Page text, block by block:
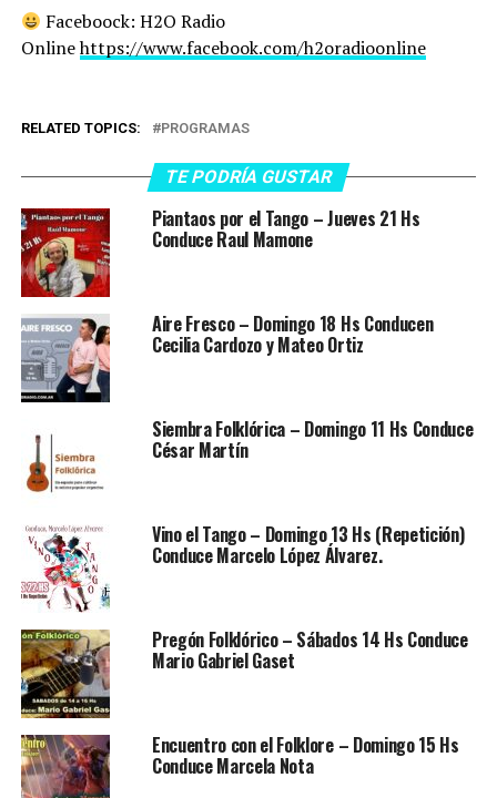
Faceboock: H2O Radio
Onlinehttps://www.facebook.com/h2oradioonline
RELATED TOPICS: PROGRAMAS
TE PODRÍA GUSTAR
Piantaos por el Tango – Jueves 21 Hs
Conduce Raul Mamone
Aire Fresco – Domingo 18 Hs Conducen
Cecilia Cardozo y Mateo Ortiz
Siembra Folklórica – Domingo 11 Hs Conduce
César Martín
Vino el Tango – Domingo 13 Hs (Repetición)
Conduce Marcelo López Álvarez.
Pregón Folklórico – Sábados 14 Hs Conduce
Mario Gabriel Gaset
Encuentro con el Folklore – Domingo 15 Hs
Conduce Marcela Nota